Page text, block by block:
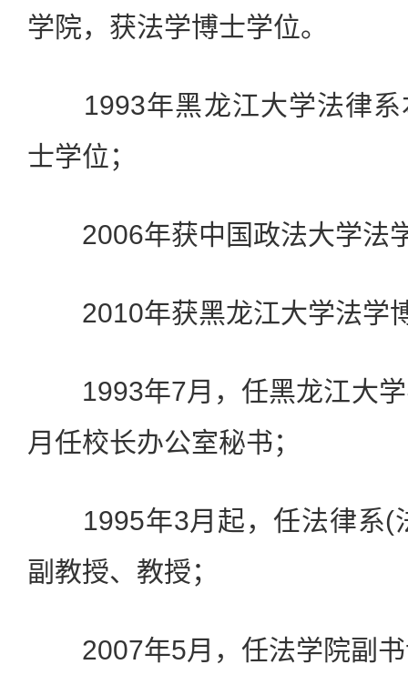
学院，获法学博士学位。
1993年黑龙江大学法律系
士学位；
2006年获中国政法大学法
2010年获黑龙江大学法学
1993年7月，任黑龙江大学
月任校长办公室秘书；
1995年3月起，任法律系(
副教授、教授；
2007年5月，任法学院副书